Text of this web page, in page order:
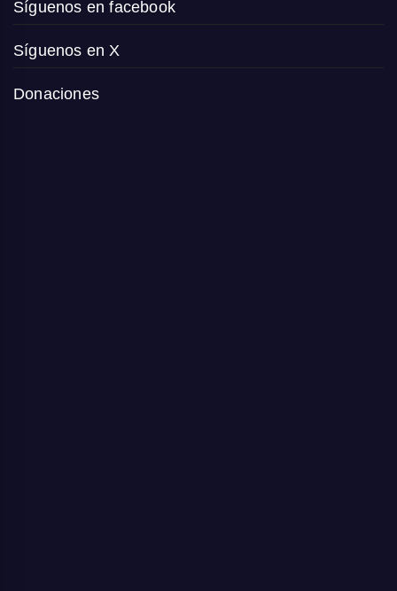
Síguenos en facebook
Síguenos en X
Donaciones